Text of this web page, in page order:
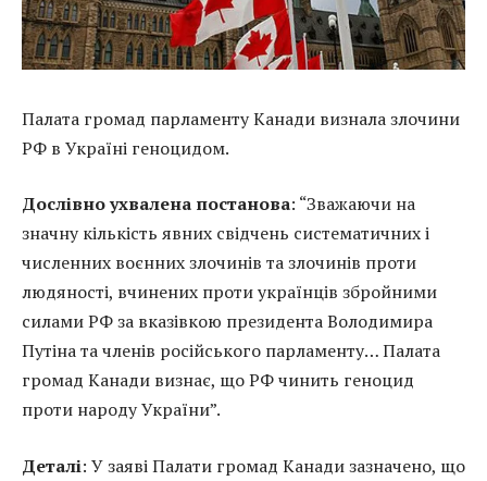
Палата громад парламенту Канади визнала злочини
РФ в Україні геноцидом.
Дослівно ухвалена постанова: “Зважаючи на
значну кількість явних свідчень систематичних і
численних воєнних злочинів та злочинів проти
людяності, вчинених проти українців збройними
силами РФ за вказівкою президента Володимира
Путіна та членів російського парламенту… Палата
громад Канади визнає, що РФ чинить геноцид
проти народу України”.
Деталі: У заяві Палати громад Канади зазначено, що